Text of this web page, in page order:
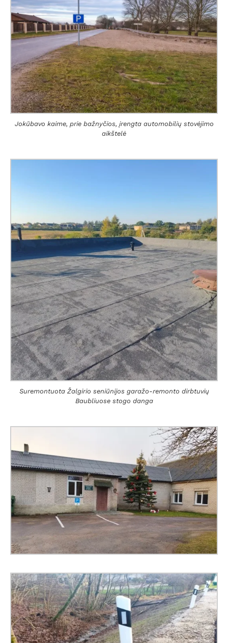
Jokūbavo kaime, prie bažnyčios, įrengta automobilių stovėjimo
aikštelė
Suremontuota Žalgirio seniūnijos garažo-remonto dirbtuvių
Baubliuose stogo danga